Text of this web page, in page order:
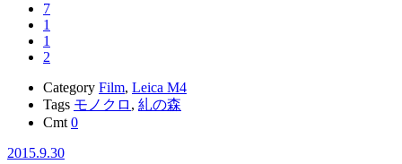
7
1
1
2
Category Film, Leica M4
Tags モノクロ , 糺の森
Cmt 0
2015.9.30